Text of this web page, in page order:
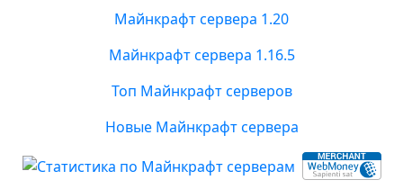
Майнкрафт сервера 1.20
Майнкрафт сервера 1.16.5
Топ Майнкрафт серверов
Новые Майнкрафт сервера